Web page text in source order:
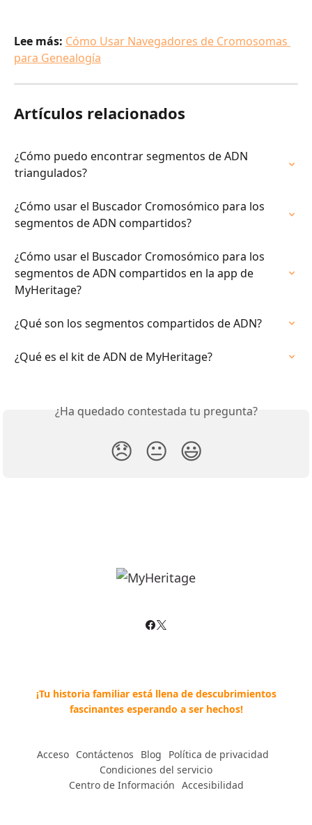
Lee más: Cómo Usar Navegadores de Cromosomas
para Genealogía
Artículos relacionados
¿Cómo puedo encontrar segmentos de ADN
triangulados?
¿Cómo usar el Buscador Cromosómico para los
segmentos de ADN compartidos?
¿Cómo usar el Buscador Cromosómico para los
segmentos de ADN compartidos en la app de
MyHeritage?
¿Qué son los segmentos compartidos de ADN?
¿Qué es el kit de ADN de MyHeritage?
¿Ha quedado contestada tu pregunta?
😞 😐 😃
¡Tu historia familiar está llena de descubrimientos
fascinantes esperando a ser hechos!
Acceso-- Contáctenos Blog Política de privacidad
Condiciones del servicio
Centro de Información Accesibilidad